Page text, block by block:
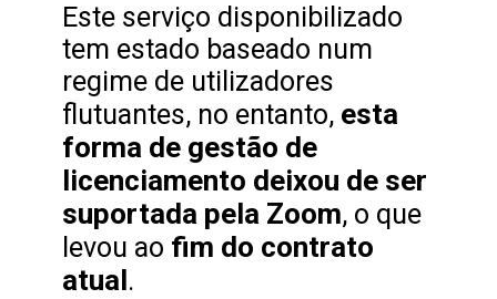
Este serviço disponibilizado
tem estado baseado num
regime de utilizadores
flutuantes, no entanto, esta
forma de gestão de
licenciamento deixou de ser
suportada pela Zoom, o que
levou ao fim do contrato
atual.